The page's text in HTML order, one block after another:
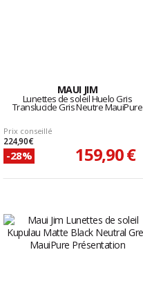
MAUI JIM
Lunettes de soleil Huelo Gris
Translucide Gris Neutre MauiPure
Prix conseillé
224,90 €
-28% 159,90 €